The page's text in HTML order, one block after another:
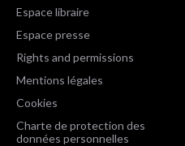
Espace libraire
Espace presse
Rights and permissions
Mentions légales
Cookies
Charte de protection des
données personnelles